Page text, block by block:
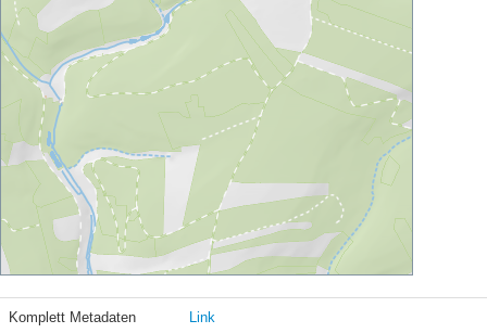
Komplett Metadaten Link